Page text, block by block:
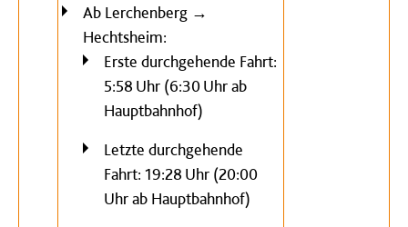
Ab Lerchenberg →
Hechtsheim:
Erste durchgehende Fahrt:
5:58 Uhr (6:30 Uhr ab
Hauptbahnhof)
Letzte durchgehende
Fahrt: 19:28 Uhr (20:00
Uhr ab Hauptbahnhof)